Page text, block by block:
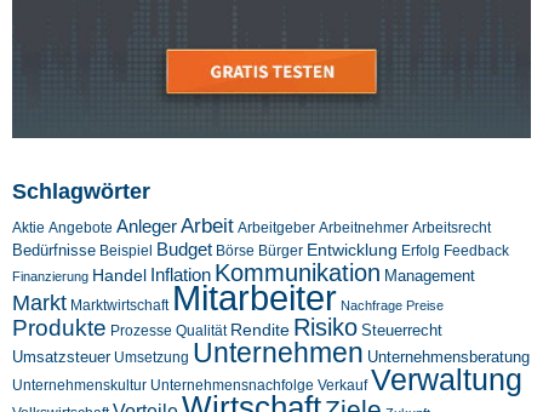
Schlagwörter
Aktie Angebote AnlegerArbeit Arbeitgeber Arbeitnehmer Arbeitsrecht
Bedürfnisse Beispiel Budget Börse Bürger Entwicklung Erfolg Feedback
Finanzierung Handel Inflation Kommunikation Management
Markt Marktwirtschaft Mitarbeiter Nachfrage Preise
Produkte Prozesse Qualität Rendite Risiko Steuerrecht
Umsatzsteuer Umsetzung Unternehmen Unternehmensberatung
Unternehmenskultur Unternehmensnachfolge Verkauf Verwaltung